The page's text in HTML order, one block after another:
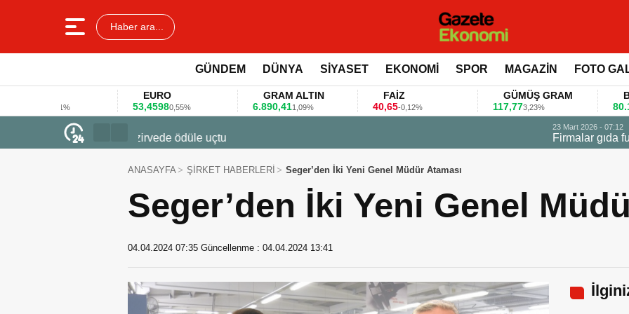
Haber ara...
GÜNDEM DÜNYA SİYASET EKONOMİ SPOR MAGAZİN FOTO
EURO
53,4598
0,55%
GRAM ALTIN
6.890,41
1,09%
FAİZ
-0,12%
GÜMÜŞ GRAM
117,77 3,23%
BITCOIN
80.155,00
Firmalar gıda fuarlarını bu anket ile değerlendirdi
ANASAYFA ŞİRKET HABERLERİ Seger’den İki Yeni Genel Müdür Ataması
Seger’den İki Yeni Genel
04.04.2024 07:35 Güncellenme : 04.04.2024 13:41